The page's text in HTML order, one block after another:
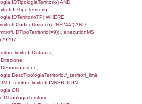
FROM f_territori_limitrofi
ON
=
=
AND